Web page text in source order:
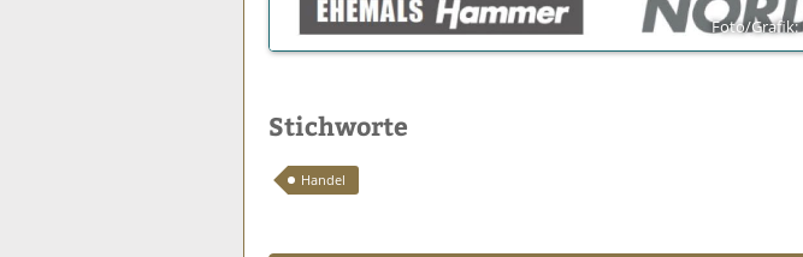
Foto/
Stichworte
Handel